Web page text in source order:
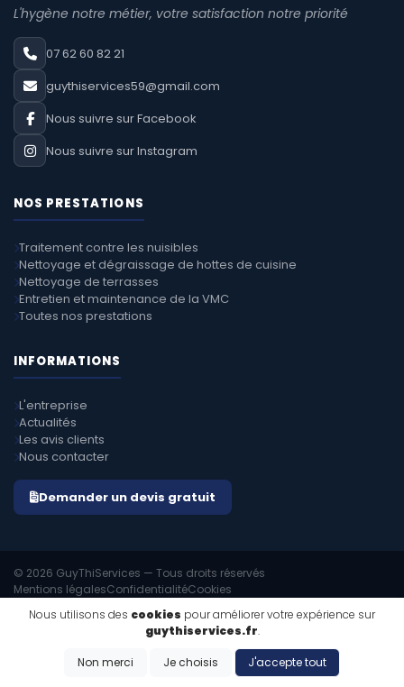
L'hygène notre métier, votre satisfaction notre priorité
07 62 60 82 21
guythiservices59@gmail.com
Nous suivre sur Facebook
Nous suivre sur Instagram
NOS PRESTATIONS
Traitement contre les nuisibles
Nettoyage et dégraissage de hottes de cuisine
Nettoyage de terrasses
Entretien et maintenance de la VMC
Toutes nos prestations
INFORMATIONS
L'entreprise
Actualités
Les avis clients
Nous contacter
Demander un devis gratuit
© 2026 GuyThiServices — Tous droits réservés
Mentions légalesConfidentialitéCookies
ZONES D'INTERVENTION & VILLES DESSERVIES
Nous utilisons des cookies pour améliorer votre expérience sur
guythiservices.fr.
Non merci Je choisis J'accepte tout